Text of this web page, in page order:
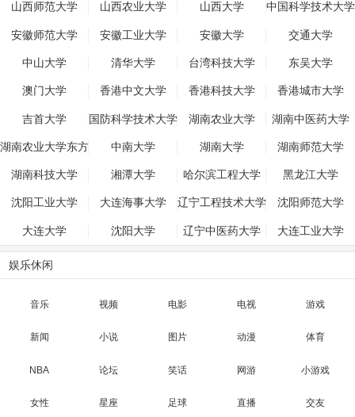
山西师范大学 山西农业大学 山西大学 中国科学技术大学
安徽师范大学 安徽工业大学 安徽大学 交通大学
中山大学 清华大学 台湾科技大学 东吴大学
澳门大学 香港中文大学 香港科技大学 香港城市大学
吉首大学 国防科学技术大学 湖南农业大学 湖南中医药大学
湖南农业大学东方
科技学院
中南大学 湖南大学 湖南师范大学
湖南科技大学 湘潭大学 哈尔滨工程大学 黑龙江大学
沈阳工业大学 大连海事大学 辽宁工程技术大学 沈阳师范大学
大连大学 沈阳大学 辽宁中医药大学 大连工业大学
娱乐休闲
音乐 视频 电影 电视 游戏
新闻 小说 图片 动漫 体育
NBA 论坛 笑话 网游 小游戏
女性 星座 足球 直播 交友